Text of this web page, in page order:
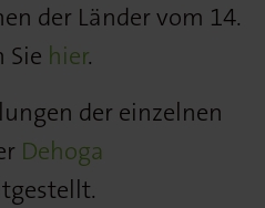
der Länder vom 14.
Sie hier.
der einzelnen
Dehoga